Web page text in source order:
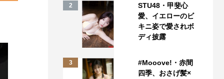
2
STU48・甲斐心
愛、イエローのビ
キニ姿で愛されボ
ディ披露
3
#Mooove!・赤間
四季、おさげ髪×